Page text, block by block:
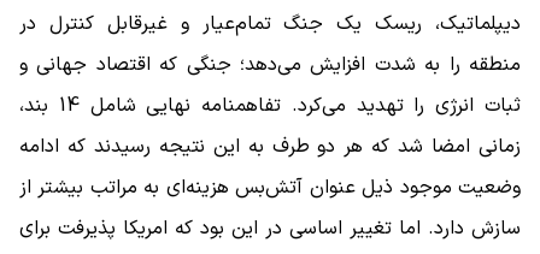
دیپلماتیک، ریسک یک جنگ تمام‌عیار و غیرقابل کنترل در
منطقه را به‌ شدت افزایش می‌دهد؛ جنگی که اقتصاد جهانی و
ثبات انرژی را تهدید می‌کرد. تفاهمنامه نهایی شامل 14 بند،
زمانی امضا شد که هر دو طرف به این نتیجه رسیدند که ادامه
وضعیت موجود ذیل عنوان آتش‌بس هزینه‌ای به‌ مراتب بیشتر از
سازش دارد. اما تغییر اساسی در این بود که امریکا پذیرفت برای